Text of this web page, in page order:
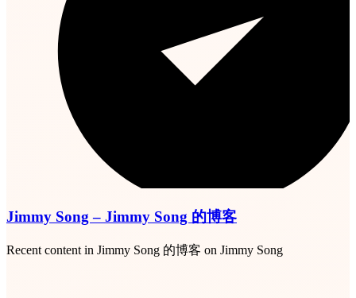
Jimmy Song – Jimmy Song 的博客
Recent content in Jimmy Song 的博客 on Jimmy Song